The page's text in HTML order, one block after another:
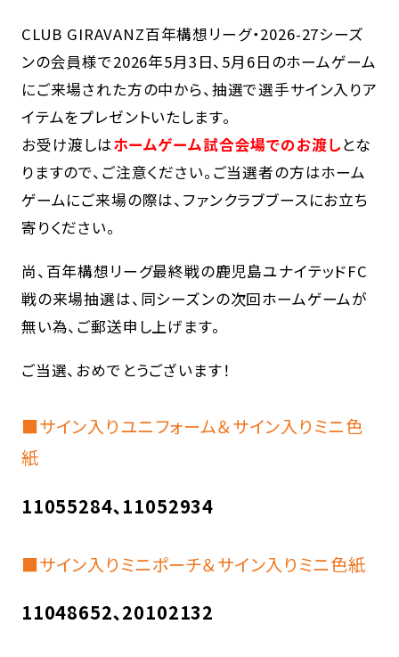
CLUB GIRAVANZ百年構想リーグ・2026-27シーズ
ンの会員様で2026年5月3日、5月6日のホームゲーム
にご来場された方の中から、抽選で選手サイン入りア
イテムをプレゼントいたします。
お受け渡しはホームゲーム試合会場でのお渡しとな
りますので、ご注意ください。ご当選者の方はホーム
ゲームにご来場の際は、ファンクラブブースにお立ち
寄りください。
尚、百年構想リーグ最終戦の鹿児島ユナイテッドFC
戦の来場抽選は、同シーズンの次回ホームゲームが
無い為、ご郵送申し上げます。
ご当選、おめでとうございます！
■サイン入りユニフォーム＆サイン入りミニ色
紙
11055284､11052934
■サイン入りミニポーチ＆サイン入りミニ色紙
11048652､20102132